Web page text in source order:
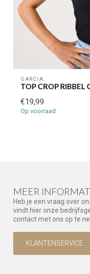
GARCIA
TOP CROP RIBBEL
€19,99
Op voorraad
MEER
Heb je een vraag over
vindt hier onze
contact met ons op te
KLANTENSERVICE